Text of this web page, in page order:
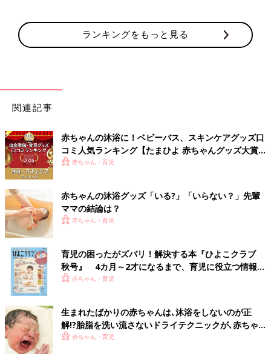
ランキングをもっと見る
関連記事
赤ちゃんの沐浴に！ベビーバス、スキンケアグッズ口
コミ人気ランキング【たまひよ 赤ちゃんグッズ大賞
2026】
赤ちゃん・育児
赤ちゃんの沐浴グッズ「いる?」「いらない？」先輩
ママの結論は？
赤ちゃん・育児
育児の困ったがズバリ！解決する本『ひよこクラブ
秋号』 4カ月～2才になるまで、育児に役立つ情報が
いっぱい！
赤ちゃん・育児
生まれたばかりの赤ちゃんは､沐浴をしないのが正
解!?胎脂を洗い流さないドライテクニックが､赤ちゃ
んの肌を守るという調査結果が【研究発表】
赤ちゃん・育児